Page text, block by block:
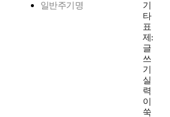
일반주기명
기
타
표
제:
글
쓰
기
실
력
이
쑥